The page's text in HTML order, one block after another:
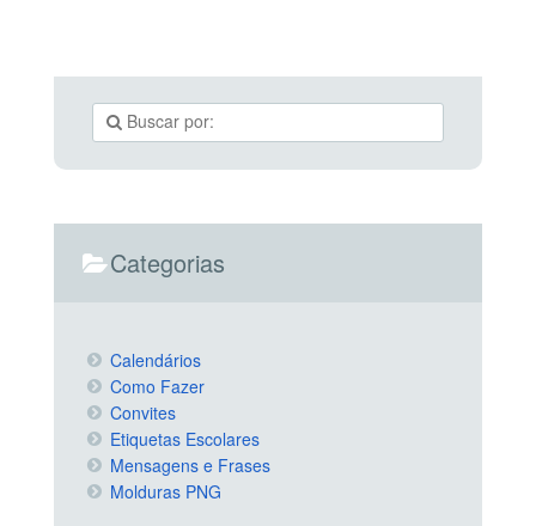
Categorias
Calendários
Como Fazer
Convites
Etiquetas Escolares
Mensagens e Frases
Molduras PNG